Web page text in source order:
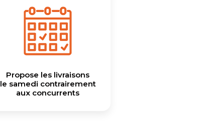
Propose les livraisons
le samedi contrairement
aux concurrents